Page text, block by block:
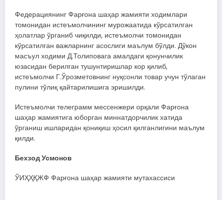
Федерациянинг Фарғона шаҳар жамияти ходимлари
томонидан истеъмолчининг мурожаатида кўрсатилган
ҳолатлар ўрганиб чиқилди, истеъмолчи томонидан
кўрсатилган важларнинг асослиги маълум бўлди. Дўкон
масъул ходими Д.Толиповага амалдаги қонунчилик
юзасидан берилган тушунтиришлар кор қилиб,
истеъмолчи Г.Ўрозметовнинг нуқсонли товар учун тўлаган
пулини тўлиқ қайтарилишига эришилди.
Истеъмолчи телеграмм мессенжери орқали Фарғона
шаҳар жамиятига юборган миннатдорчилик хатида
ўрганиш ишларидан қониқиш ҳосил қилганлигини маълум
қилди.
Бехзод Усмонов
ЎИҲҲҚЖФ Фарғона шаҳар жамияти мутахассиси